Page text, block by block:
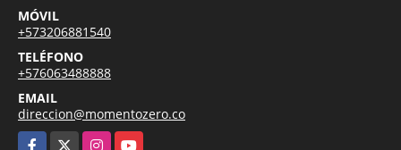
MÓVIL
+573206881540
TELÉFONO
+576063488888
EMAIL
direccion@momentozero.co
Facebook
InstagramYouTube